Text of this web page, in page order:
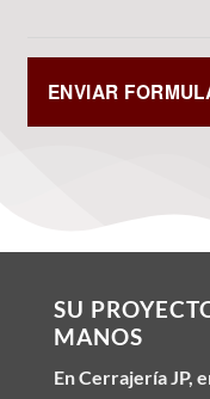
SU
MANOS
En Cerrajería JP,